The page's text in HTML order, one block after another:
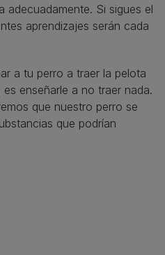
adecuadamente. Si sigues el
aprendizajes serán cada
a tu perro a traer la pelota
enseñarle a no traer nada.
que nuestro perro se
que podrían